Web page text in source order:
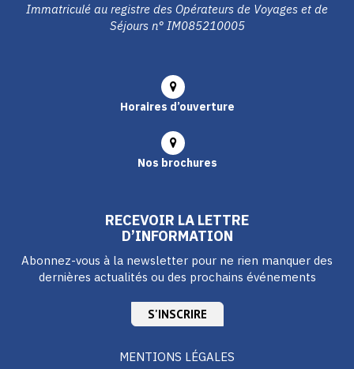
Immatriculé au registre des Opérateurs de Voyages et de
Séjours n° IM085210005
Horaires d’ouverture
Nos brochures
RECEVOIR LA LETTRE
D’INFORMATION
Abonnez-vous à la newsletter pour ne rien manquer des
dernières actualités ou des prochains événements
S'INSCRIRE
MENTIONS LÉGALES